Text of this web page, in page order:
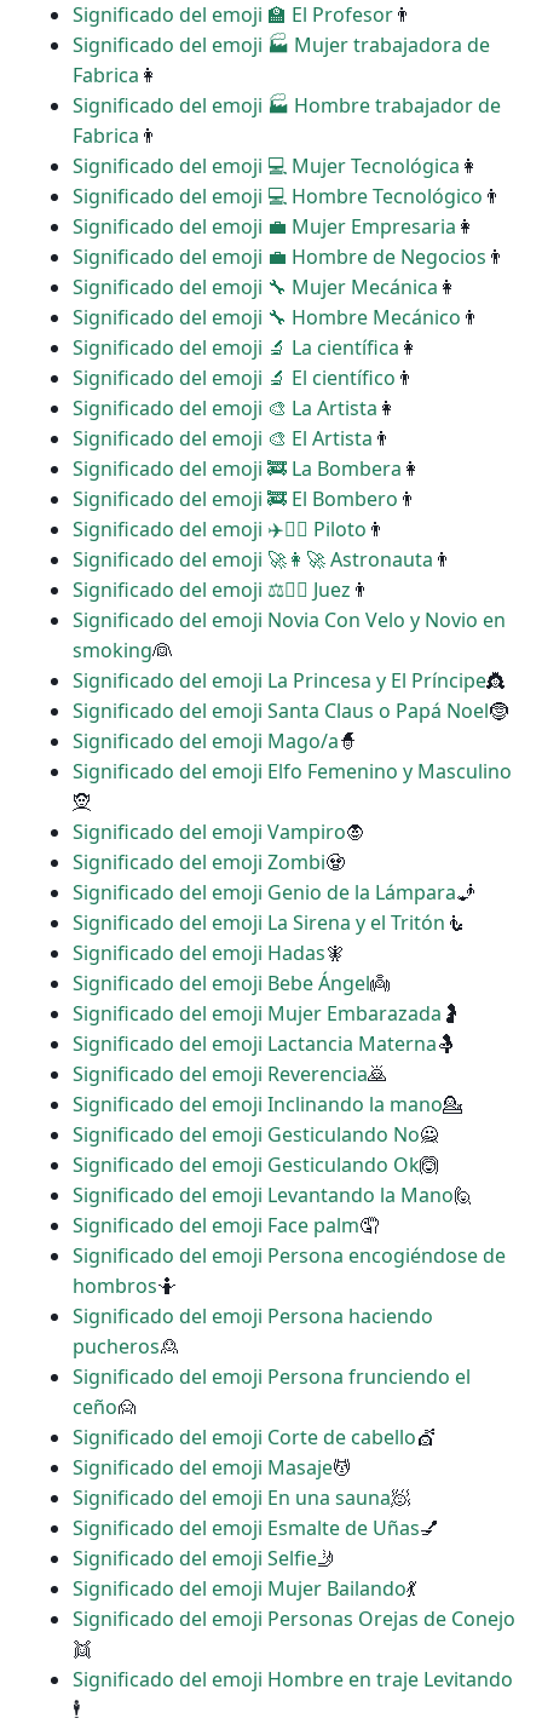
Significado del emoji ‍🏫 El Profesor👨
Significado del emoji ‍🏭 Mujer trabajadora de
Fabrica 👩
Significado del emoji ‍🏭 Hombre trabajador de
Fabrica 👨
Significado del emoji ‍💻 Mujer Tecnológica 👩
Significado del emoji ‍💻 Hombre Tecnológico 👨
Significado del emoji ‍💼 Mujer Empresaria 👩
Significado del emoji ‍💼 Hombre de Negocios 👨
Significado del emoji ‍🔧 Mujer Mecánica 👩
Significado del emoji ‍🔧 Hombre Mecánico 👨
Significado del emoji ‍🔬 La científica 👩
Significado del emoji ‍🔬 El científico 👨
Significado del emoji ‍🎨 La Artista 👩
Significado del emoji ‍🎨 El Artista 👨
Significado del emoji ‍🚒 La Bombera 👩
Significado del emoji ‍🚒 El Bombero 👨
Significado del emoji ‍✈️👩‍✈️ Piloto 👨
Significado del emoji ‍🚀👩‍🚀 Astronauta 👨
Significado del emoji ‍⚖️👩‍⚖️ Juez 👨
Significado del emoji Novia Con Velo y Novio en
smoking👰
Significado del emoji La Princesa y El Príncipe👸
Significado del emoji Santa Claus o Papá Noel🤶
Significado del emoji Mago/a🧙
Significado del emoji Elfo Femenino y Masculino
🧝
Significado del emoji Vampiro🧛
Significado del emoji Zombi🧟
Significado del emoji Genio de la Lámpara🧞
Significado del emoji La Sirena y el Tritón 🧜
Significado del emoji Hadas🧚
Significado del emoji Bebe Ángel👼
Significado del emoji Mujer Embarazada 🤰
Significado del emoji Lactancia Materna🤱
Significado del emoji Reverencia🙇
Significado del emoji Inclinando la mano💁
Significado del emoji Gesticulando No🙅
Significado del emoji Gesticulando Ok🙆
Significado del emoji Levantando la Mano🙋
Significado del emoji Face palm🤦
Significado del emoji Persona encogiéndose de
hombros🤷
Significado del emoji Persona haciendo
pucheros🙎
Significado del emoji Persona frunciendo el
ceño🙍
Significado del emoji Corte de cabello💇
Significado del emoji Masaje💆
Significado del emoji En una sauna🧖
Significado del emoji Esmalte de Uñas💅
Significado del emoji Selfie🤳
Significado del emoji Mujer Bailando💃
Significado del emoji Personas Orejas de Conejo
👯
Significado del emoji Hombre en traje Levitando
🕴